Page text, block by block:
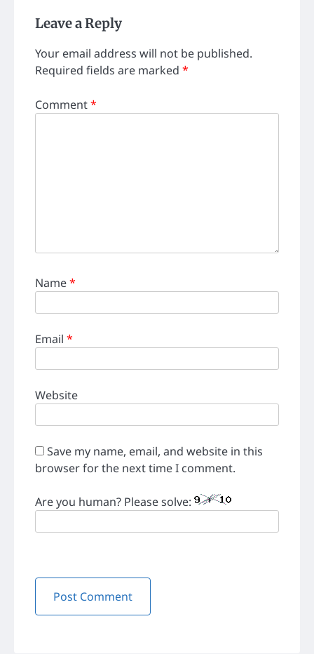
Leave a Reply
Your email address will not be published.
Required fields are marked *
Comment*
Name*
Email *
Website
Save my name, email, and website in this
browser for the next time I comment.
Are you human? Please solve: